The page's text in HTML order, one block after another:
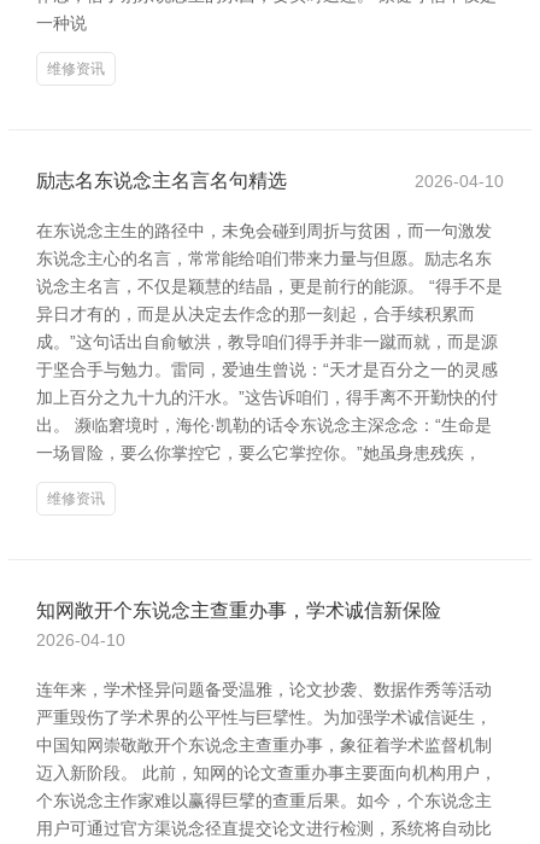
一种说
维修资讯
励志名东说念主名言名句精选 2026-04-10
在东说念主生的路径中，未免会碰到周折与贫困，而一句激发
东说念主心的名言，常常能给咱们带来力量与但愿。励志名东
说念主名言，不仅是颖慧的结晶，更是前行的能源。 “得手不是
异日才有的，而是从决定去作念的那一刻起，合手续积累而
成。”这句话出自俞敏洪，教导咱们得手并非一蹴而就，而是源
于坚合手与勉力。雷同，爱迪生曾说：“天才是百分之一的灵感
加上百分之九十九的汗水。”这告诉咱们，得手离不开勤快的付
出。 濒临窘境时，海伦·凯勒的话令东说念主深念念：“生命是
一场冒险，要么你掌控它，要么它掌控你。”她虽身患残疾，
维修资讯
知网敞开个东说念主查重办事，学术诚信新保险
2026-04-10
连年来，学术怪异问题备受温雅，论文抄袭、数据作秀等活动
严重毁伤了学术界的公平性与巨擘性。为加强学术诚信诞生，
中国知网崇敬敞开个东说念主查重办事，象征着学术监督机制
迈入新阶段。 此前，知网的论文查重办事主要面向机构用户，
个东说念主作家难以赢得巨擘的查重后果。如今，个东说念主
用户可通过官方渠说念径直提交论文进行检测，系统将自动比